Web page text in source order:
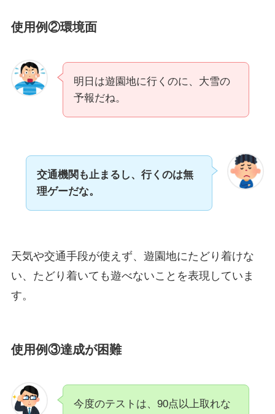
使用例②環境面
明日は遊園地に行くのに、大雪の
予報だね。
交通機関も止まるし、行くのは無
理ゲーだな。
天気や交通手段が使えず、遊園地にたどり着けな
い、たどり着いても遊べないことを表現していま
す。
使用例③達成が困難
今度のテストは、90点以上取れな